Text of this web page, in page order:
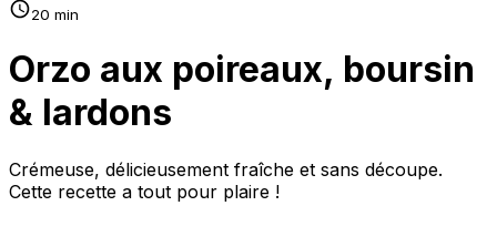
20 min
Orzo aux poireaux, boursin
& lardons
Crémeuse, délicieusement fraîche et sans découpe.
Cette recette a tout pour plaire !